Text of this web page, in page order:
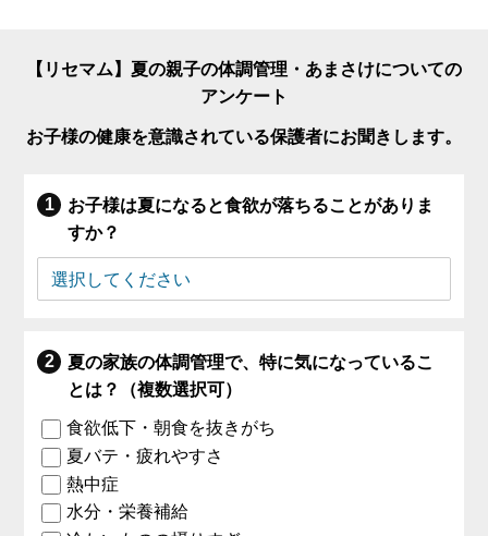
【リセマム】夏の親子の体調管理・あまさけについての
アンケート
お子様の健康を意識されている保護者にお聞きします。
お子様は夏になると食欲が落ちることがありま
すか？
夏の家族の体調管理で、特に気になっているこ
とは？（複数選択可）
食欲低下・朝食を抜きがち
夏バテ・疲れやすさ
熱中症
水分・栄養補給